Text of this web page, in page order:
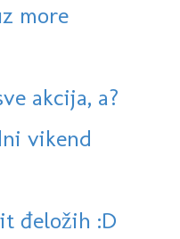
more
akcija, a?
vikend
đeložih :D